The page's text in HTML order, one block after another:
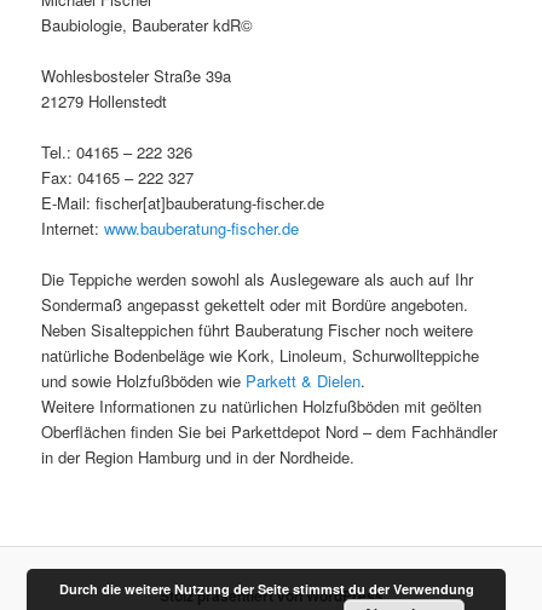
Baubiologie, Bauberater kdR©
Wohlesbosteler Straße 39a
21279 Hollenstedt
Tel.: 04165 – 222 326
Fax: 04165 – 222 327
E-Mail: fischer[at]bauberatung-fischer.de
Internet:www.bauberatung-fischer.de
Die Teppiche werden sowohl als Auslegeware als auch auf Ihr
Sondermaß angepasst gekettelt oder mit Bordüre angeboten.
Neben Sisalteppichen führt Bauberatung Fischer noch weitere
natürliche Bodenbeläge wie Kork, Linoleum, Schurwollteppiche
und sowie Holzfußböden wie Parkett & Dielen.
Weitere Informationen zu natürlichen Holzfußböden mit geölten
Oberflächen finden Sie bei Parkettdepot Nord – dem Fachhändler
in der Region Hamburg und in der Nordheide.
Stolz präsentiert von WordPress
Durch die weitere Nutzung der Seite stimmst du der Verwendung